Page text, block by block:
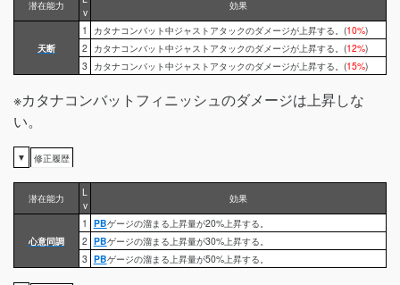
潜在能力
v
効果
天断
1 カタナコンバット中ジャストアタックのダメージが上昇する。(10%)
2 カタナコンバット中ジャストアタックのダメージが上昇する。(12%)
3 カタナコンバット中ジャストアタックのダメージが上昇する。(15%)
※カタナコンバットフィニッシュのダメージは上昇しな
い。
▼ 修正履歴
潜在能力
L
v
効果
心意同調
1 PBゲージの溜まる上昇量が20%上昇する。
2 PBゲージの溜まる上昇量が30%上昇する。
3 PBゲージの溜まる上昇量が50%上昇する。